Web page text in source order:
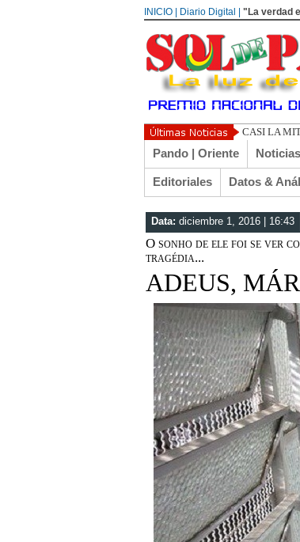
INICIO | Diario Digital | "La verdad
U
Pando | Oriente
Editoriales Datos &
Data: diciembre 1, 2016 | 16:43
O sonho de ele foi se ver
tragédia...
ADEUS,